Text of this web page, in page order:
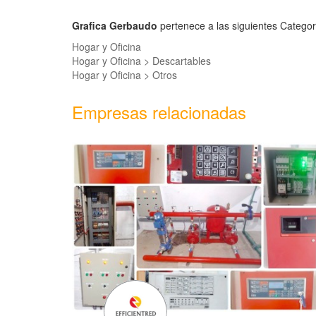
Grafica Gerbaudo pertenece a las siguientes
Hogar y Oficina
Hogar y Oficina > Descartables
Hogar y Oficina > Otros
Empresas relacionadas